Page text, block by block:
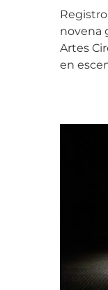
novena
Artes
en